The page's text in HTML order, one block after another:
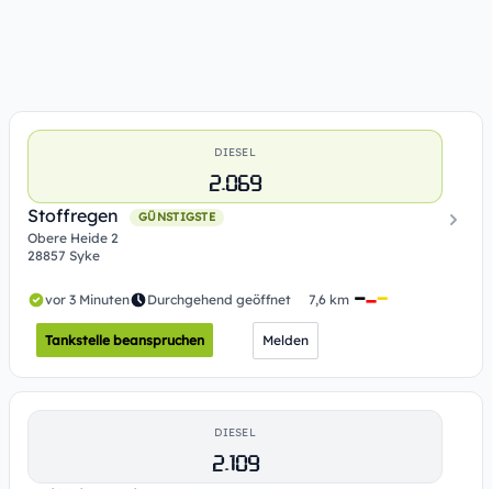
DIESEL
2.069
Stoffregen GÜNSTIGSTE
Obere Heide 2
28857 Syke
vor 3 Minuten Durchgehend geöffnet 7,6 km
Tankstelle beanspruchen Melden
DIESEL
2.109